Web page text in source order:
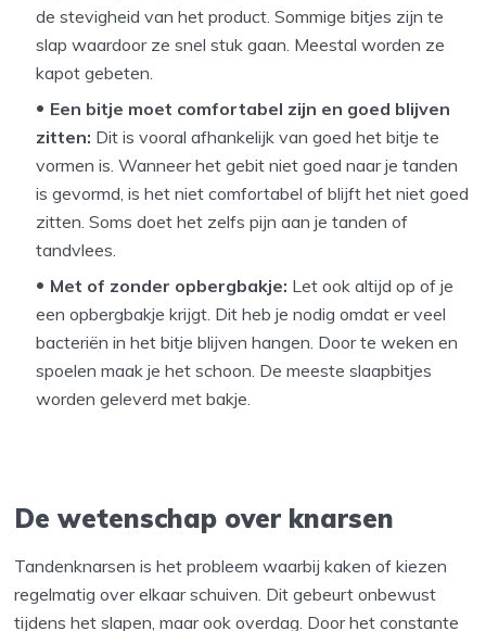
de stevigheid van het product. Sommige bitjes zijn te
slap waardoor ze snel stuk gaan. Meestal worden ze
kapot gebeten.
Een bitje moet comfortabel zijn en goed blijven
zitten: Dit is vooral afhankelijk van goed het bitje te
vormen is. Wanneer het gebit niet goed naar je tanden
is gevormd, is het niet comfortabel of blijft het niet goed
zitten. Soms doet het zelfs pijn aan je tanden of
tandvlees.
Met of zonder opbergbakje: Let ook altijd op of je
een opbergbakje krijgt. Dit heb je nodig omdat er veel
bacteriën in het bitje blijven hangen. Door te weken en
spoelen maak je het schoon. De meeste slaapbitjes
worden geleverd met bakje.
De wetenschap over knarsen
Tandenknarsen is het probleem waarbij kaken of kiezen
regelmatig over elkaar schuiven. Dit gebeurt onbewust
tijdens het slapen, maar ook overdag. Door het constante